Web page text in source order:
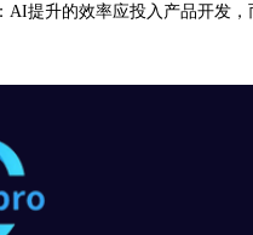
AI提升的效率应投入产品开发，